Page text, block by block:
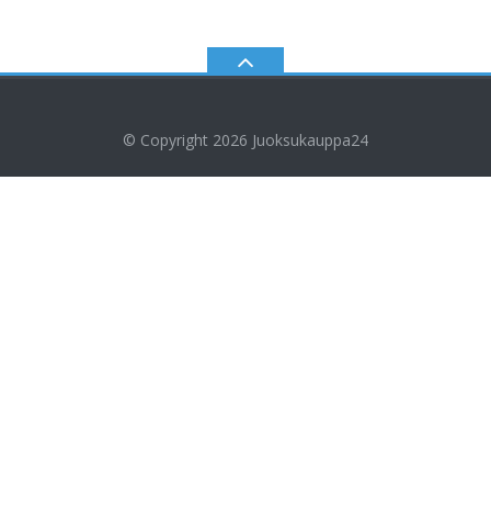
© Copyright 2026 Juoksukauppa24